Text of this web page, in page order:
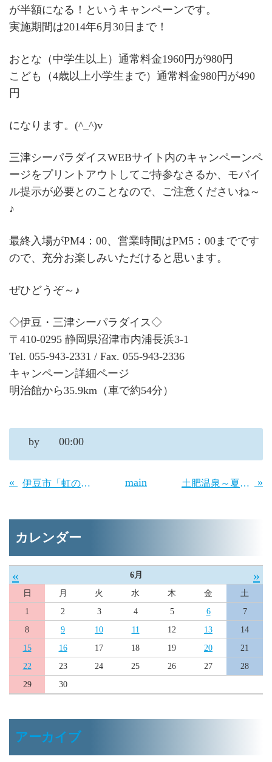
が半額になる！というキャンペーンです。
実施期間は2014年6月30日まで！
おとな（中学生以上）通常料金1960円が980円
こども（4歳以上小学生まで）通常料金980円が490
円
になります。(^_^)v
三津シーパラダイスWEBサイト内のキャンペーンペ
ージをプリントアウトしてご持参なさるか、モバイ
ル提示が必要とのことなので、ご注意くださいね～
♪
最終入場がPM4：00、営業時間はPM5：00までです
ので、充分お楽しみいただけると思います。
ぜひどうぞ～♪
◇伊豆・三津シーパラダイス◇
〒410-0295 静岡県沼津市内浦長浜3-1
Tel. 055-943-2331 / Fax. 055-943-2336
キャンペーン詳細ページ
明治館から35.9km（車で約54分）
by 00:00
« 伊豆市「虹の郷」花しょうぶ main 土肥温泉～夏！海水浴場の準備はじまる。。。 »
カレンダー
« 6月 »
日 月 火 水 木 金
土
1
2 3 4 5 6
7
8
9 10 11 12 13
14
15
16 17 18 19 20
21
22
23 24 25 26 27
28
29
30
アーカイブ